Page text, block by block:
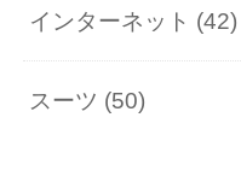
インターネット (42)
スーツ (50)